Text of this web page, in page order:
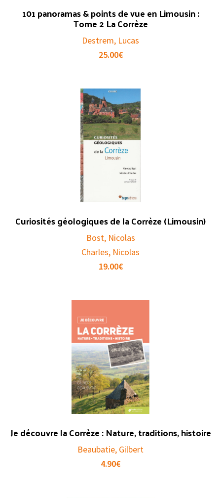
101 panoramas & points de vue en Limousin :
Tome 2 La Corrèze
Destrem, Lucas
25.00€
Curiosités géologiques de la Corrèze (Limousin)
Bost, Nicolas
Charles, Nicolas
19.00€
Je découvre la Corrèze : Nature, traditions, histoire
Beaubatie, Gilbert
4.90€